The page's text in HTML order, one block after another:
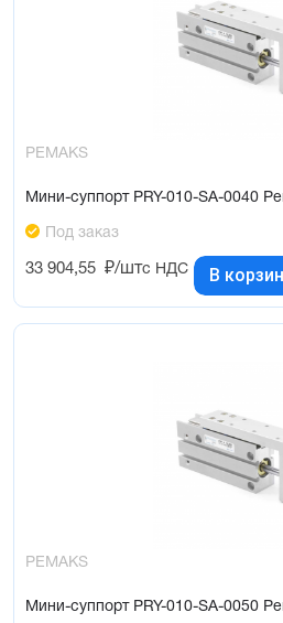
PEMAKS
Мини-суппорт PRY-010-SA-0040
Под заказ
33 904,55 ₽/штс НДС В
PEMAKS
Мини-суппорт PRY-010-SA-0050